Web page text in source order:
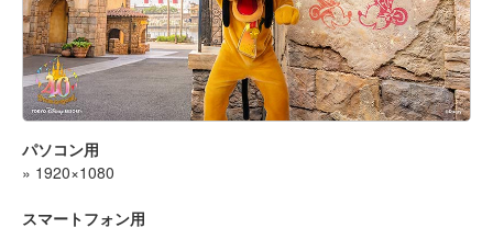
パソコン用
» 1920×1080
スマートフォン用